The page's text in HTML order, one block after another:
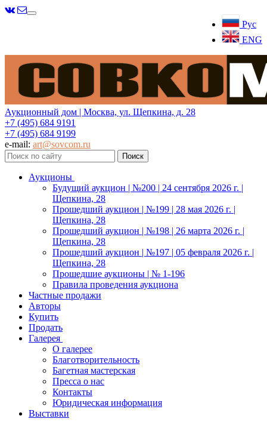
Рус
ENG
Меню
Аукционный дом | Москва, ул. Щепкина, д. 28
+7 (495) 684 9191
+7 (495) 684 9199
e-mail: art@sovcom.ru
Аукционы
Будущий аукцион | №200 | 24 сентября 2026 г. |
Щепкина, 28
Прошедший аукцион | №199 | 28 мая 2026 г. |
Щепкина, 28
Прошедший аукцион | №198 | 26 марта 2026 г. |
Щепкина, 28
Прошедший аукцион | №197 | 05 февраля 2026 г. |
Щепкина, 28
Прошедшие аукционы | № 1-196
Правила проведения аукциона
Частные продажи
Авторы
Купить
Продать
Галерея
О галерее
Благотворительность
Багетная мастерская
Пресса о нас
Контакты
Юридическая информация
Выставки